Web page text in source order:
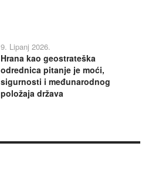
9. Lipanj 2026.
Hrana kao geostrateška
odrednica pitanje je moći,
sigurnosti i međunarodnog
položaja država